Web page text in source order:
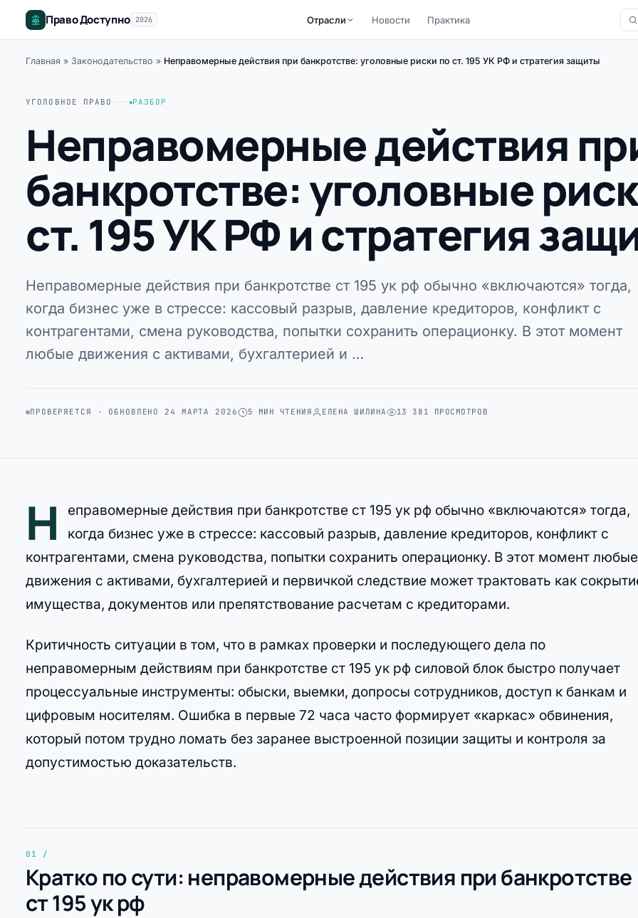
Право Доступно 2026 Отрасли Новости Практика
Главная » Законодательство » Неправомерные действия при банкротстве: уголовные риски по ст. 195 УК РФ и стратегия защиты
УГОЛОВНОЕ ПРАВО РАЗБОР
Неправомерные действия
банкротстве: уголовные
ст. 195 УК РФ и стратегия
Неправомерные действия при банкротстве ст 195 ук рф обычно «включаются» тогда,
когда бизнес уже в стрессе: кассовый разрыв, давление кредиторов, конфликт с
контрагентами, смена руководства, попытки сохранить операционку. В этот момент
любые движения с активами, бухгалтерией и …
ПРОВЕРЯЕТСЯ · ОБНОВЛЕНО 24 МАРТА 2026 5 МИН ЧТЕНИЯ ЕЛЕНА ШИЛИНА 13 381 ПРОСМОТРОВ
Н
еправомерные действия при банкротстве ст 195 ук рф обычно «включаются» тогда,
когда бизнес уже в стрессе: кассовый разрыв, давление кредиторов, конфликт с
контрагентами, смена руководства, попытки сохранить операционку. В этот момент любые
движения с активами, бухгалтерией и первичкой следствие может трактовать как
имущества, документов или препятствование расчетам с кредиторами.
Критичность ситуации в том, что в рамках проверки и последующего дела по
неправомерным действиям при банкротстве ст 195 ук рф силовой блок быстро получает
процессуальные инструменты: обыски, выемки, допросы сотрудников, доступ к банкам и
цифровым носителям. Ошибка в первые 72 часа часто формирует «каркас» обвинения,
который потом трудно ломать без заранее выстроенной позиции защиты и контроля за
допустимостью доказательств.
Кратко по сути: неправомерные действия при банкротстве
ст 195 ук рф